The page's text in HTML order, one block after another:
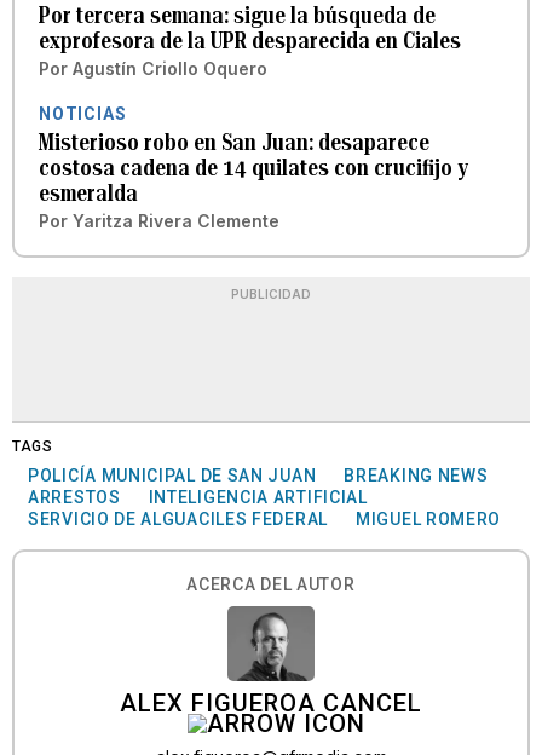
Por tercera semana: sigue la búsqueda de
exprofesora de la UPR desparecida en Ciales
Por Agustín Criollo Oquero
NOTICIAS
Misterioso robo en San Juan: desaparece
costosa cadena de 14 quilates con crucifijo y
esmeralda
Por Yaritza Rivera Clemente
PUBLICIDAD
TAGS
POLICÍA MUNICIPAL DE SAN JUAN
BREAKING NEWS
ARRESTOS
INTELIGENCIA ARTIFICIAL
SERVICIO DE ALGUACILES FEDERAL
MIGUEL ROMERO
ACERCA DEL AUTOR
ALEX FIGUEROA CANCEL